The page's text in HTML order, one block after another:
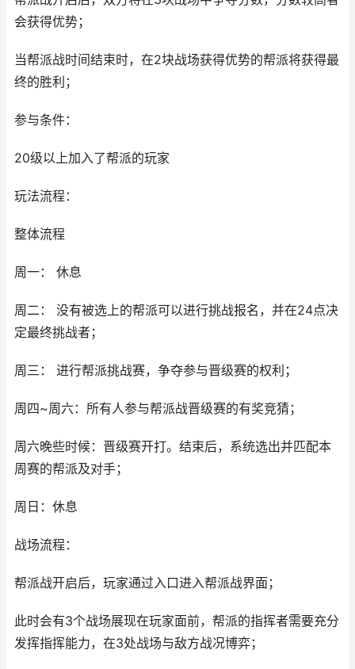
会获得优势；
当帮派战时间结束时，在2块战场获得优势的帮派将获得最
终的胜利；
参与条件：
20级以上加入了帮派的玩家
玩法流程：
整体流程
周一： 休息
周二： 没有被选上的帮派可以进行挑战报名，并在24点决
定最终挑战者；
周三： 进行帮派挑战赛，争夺参与晋级赛的权利；
周四~周六：所有人参与帮派战晋级赛的有奖竞猜；
周六晚些时候：晋级赛开打。结束后，系统选出并匹配本
周赛的帮派及对手；
周日：休息
战场流程：
帮派战开启后，玩家通过入口进入帮派战界面；
此时会有3个战场展现在玩家面前，帮派的指挥者需要充分
发挥指挥能力，在3处战场与敌方战况博弈；